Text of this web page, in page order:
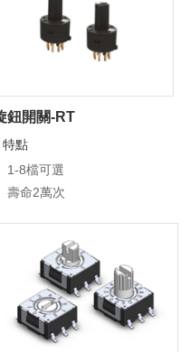
鈕開關-RT
特點
1-8檔可選
壽命2萬次